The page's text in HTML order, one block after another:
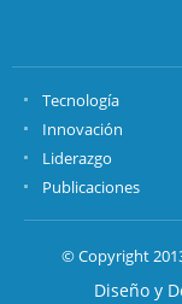
Tecnología
Innovación
Liderazgo
Publicaciones
© Copyright
Diseño y